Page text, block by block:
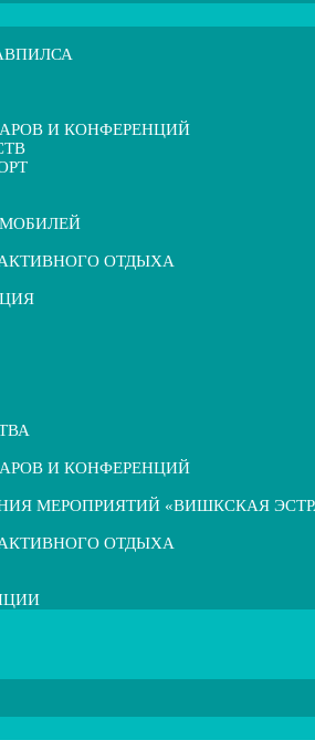
И КОНФЕРЕНЦИЙ
ОТДЫХА
И КОНФЕРЕНЦИЙ
МЕРОПРИЯТИЙ «ВИШКСКАЯ
ОТДЫХА